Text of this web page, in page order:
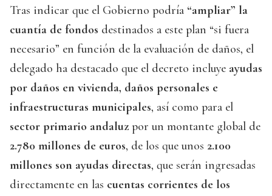
Tras indicar que el Gobierno podría “ampliar” la
cuantía de fondos destinados a este plan “si fuera
necesario” en función de la evaluación de daños, el
delegado ha destacado que el decreto incluye ayudas
por daños en vivienda, daños personales e
infraestructuras municipales, así como para el
sector primario andaluz por un montante global de
2.780 millones de euros, de los que unos 2.100
millones son ayudas directas, que serán ingresadas
directamente en las cuentas corrientes de los